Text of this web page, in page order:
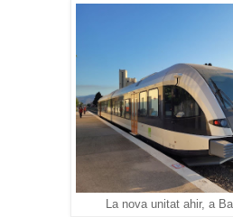
La nova unitat ahir, a